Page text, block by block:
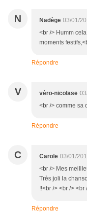
N Nadège 03/01/
<br /> Humm
moments
Répondre
V véro-nicolase
<br /> comme sa
Répondre
C Carole 03/01/
<br /> Mes
Très joli la
!!<br /> <br />
Répondre